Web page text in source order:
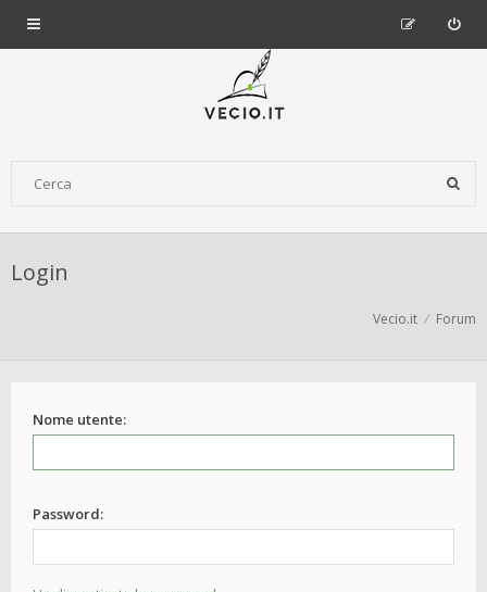
Login
Vecio.it Forum
Nome utente:
Password: